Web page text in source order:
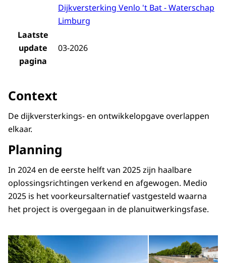
Dijkversterking Venlo 't Bat - Waterschap
Limburg
Laatste
update
pagina
03-2026
Context
De dijkversterkings- en ontwikkelopgave overlappen
elkaar.
Planning
In 2024 en de eerste helft van 2025 zijn haalbare
oplossingsrichtingen verkend en afgewogen. Medio
2025 is het voorkeursalternatief vastgesteld waarna
het project is overgegaan in de planuitwerkingsfase.
Open de galerij in vergrote